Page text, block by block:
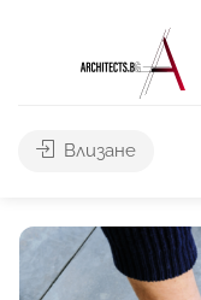
Влизане